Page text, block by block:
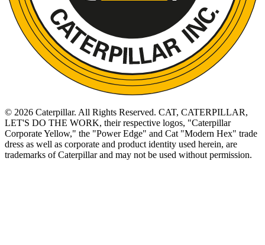
© 2026 Caterpillar. All Rights Reserved. CAT, CATERPILLAR,
LET'S DO THE WORK, their respective logos, "Caterpillar
Corporate Yellow," the "Power Edge" and Cat "Modern Hex" trade
dress as well as corporate and product identity used herein, are
trademarks of Caterpillar and may not be used without permission.